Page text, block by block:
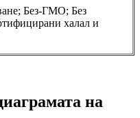
Без-ГМО; Без
халал и
на